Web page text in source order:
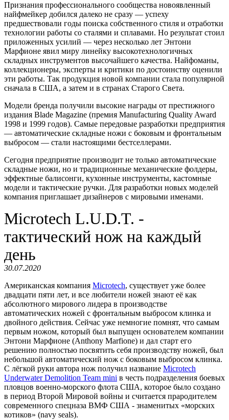
Признания профессионального сообщества новоявленный
найфмейкер добился далеко не сразу — успеху
предшествовали годы поиска собственного стиля и отработки
технологии работы со сталями и сплавами. Но результат стоил
приложенных усилий — через несколько лет Энтони
Марфионе явил миру линейку высокотехнологичных
складных инструментов высочайшего качества. Найфоманы,
коллекционеры, эксперты и критики по достоинству оценили
эти работы. Так продукция новой компании стала популярной
сначала в США, а затем и в странах Старого Света.
Модели бренда получили высокие награды от престижного
издания Blade Magazine (премия Manufacturing Quality Award
1998 и 1999 годов). Самые передовые разработки предприятия
— автоматические складные ножи с боковым и фронтальным
выбросом — стали настоящими бестселлерами.
Сегодня предприятие производит не только автоматические
складные ножи, но и традиционные механические фолдеры,
эффектные балисонги, кухонные инструменты, кастомные
модели и тактические ручки. Для разработки новых моделей
компания приглашает дизайнеров с мировыми именами.
Microtech L.U.D.T. -
тактический нож на каждый
день
30.07.2020
Американская компания Microtech, существует уже более
двадцати пяти лет, и все любители ножей знают её как
абсолютного мирового лидера в производстве
автоматических ножей с фронтальным выбросом клинка и
двойного действия. Сейчас уже немногие помнят, что самым
первым ножом, который был выпущен основателем компании
Энтони Марфионе (Anthony Marfione) и дал старт его
решению полностью посвятить себя производству ножей, был
небольшой автоматический нож с боковым выбросом клинка.
С лёгкой руки автора нож получил название Microtech
Underwater Demolition Team mini в честь подразделения боевых
пловцов военно-морского флота США, которое было создано
в период Второй Мировой войны и считается прародителем
современного спецназа ВМФ США - знаменитых «морских
котиков» (navy seals).